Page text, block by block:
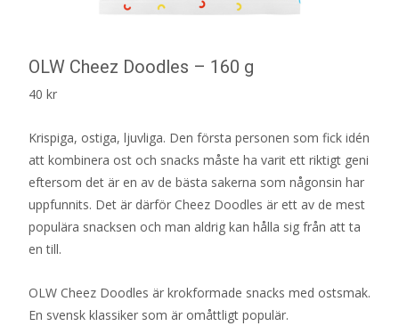
OLW Cheez Doodles – 160 g
40 kr
Krispiga, ostiga, ljuvliga. Den första personen som fick idén
att kombinera ost och snacks måste ha varit ett riktigt geni
eftersom det är en av de bästa sakerna som någonsin har
uppfunnits. Det är därför Cheez Doodles är ett av de mest
populära snacksen och man aldrig kan hålla sig från att ta
en till.
OLW Cheez Doodles är krokformade snacks med ostsmak.
En svensk klassiker som är omåttligt populär.